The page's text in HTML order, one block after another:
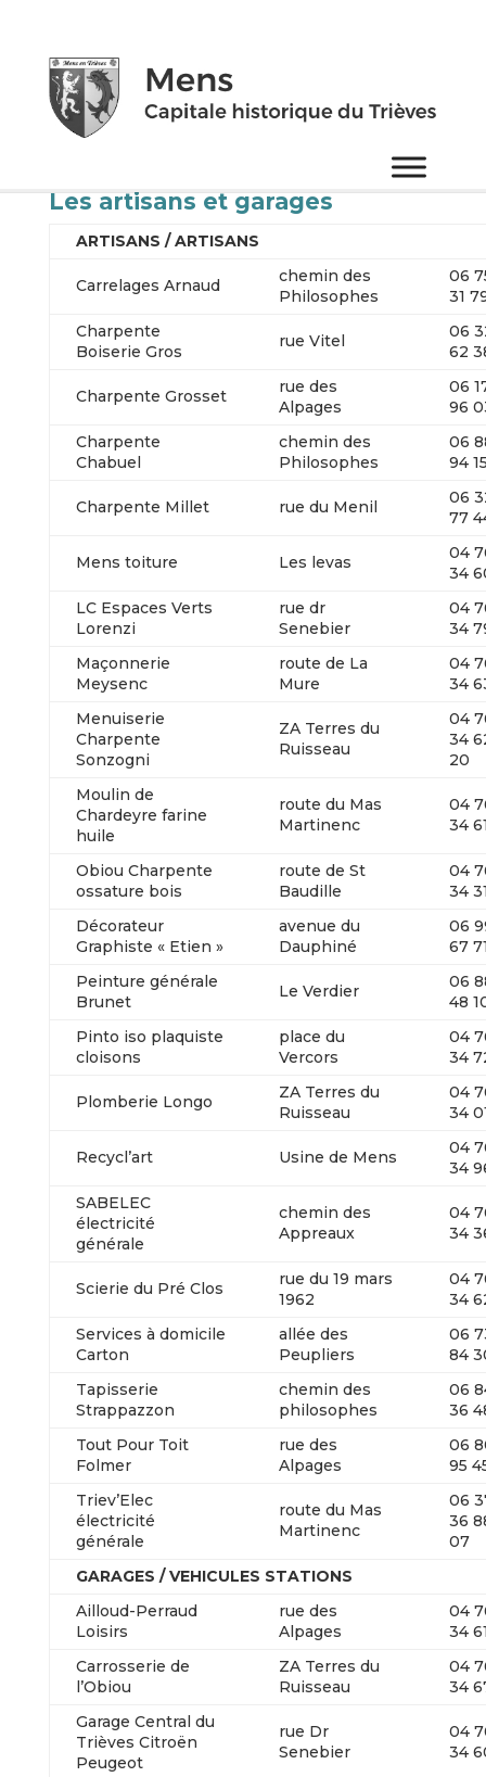
Les artisans et garages
ARTISANS /ARTISANS
Carrelages Arnaud
chemin des
Philosophes
06
31
Charpente
Boiserie Gros
rue Vitel
06
62
Charpente Grosset
rue des
Alpages
06
96
Charpente
Chabuel
chemin des
Philosophes
06
94
Charpente Millet rue du Menil
06
77
Mens toiture Les levas
04
34
LC Espaces Verts
Lorenzi
rue dr
Senebier
04
34
Maçonnerie
Meysenc
route de La
Mure
04
34
Menuiserie
Charpente
Sonzogni
ZA Terres du
Ruisseau
04
34
20
Moulin de
Chardeyre farine
huile
route du Mas
Martinenc
04
34
Obiou Charpente
ossature bois
route de St
Baudille
04
34
Décorateur
Graphiste « Etien »
avenue du
Dauphiné
06
67
Peinture générale
Brunet
Le Verdier
06
48
Pinto iso plaquiste
cloisons
place du
Vercors
04
34
Plomberie Longo
ZA Terres du
Ruisseau
04
34
Recycl’art Usine de Mens
04
34
SABELEC
électricité
générale
chemin des
Appreaux
04
34
Scierie du Pré Clos
rue du 19 mars
1962
04
34
Services à domicile
Carton
allée des
Peupliers
06
84
Tapisserie
Strappazzon
chemin des
philosophes
06
36
Tout Pour Toit
Folmer
rue des
Alpages
06
95
Triev’Elec
électricité
générale
route du Mas
Martinenc
06
36
07
GARAGES /VEHICULES STATIONS
Ailloud-Perraud
Loisirs
rue des
Alpages
04
34
Carrosserie de
l’Obiou
ZA Terres du
Ruisseau
04
34
Garage Central du
Trièves Citroën
Peugeot
rue Dr
Senebier
04
34